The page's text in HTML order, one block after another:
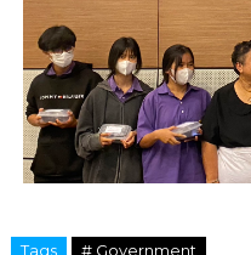
Tags # Government